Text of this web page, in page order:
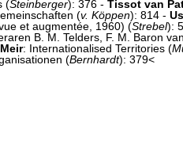
(Steinberger): 376 - Tissot van
(v. Köppen): 814 -
et augmentée, 1960) (Strebel):
B. M. Telders, F. M. Baron
: Internationalised Territories (
(Bernhardt): 379<